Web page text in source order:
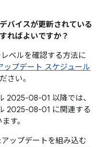
バイスが更新されている
ればよいですか？
ベルを確認する方法に
プデート スケジュール
さい。
2025-08-01 以降では、
2025-08-01 に関連する
す。
ップデートを組み込む